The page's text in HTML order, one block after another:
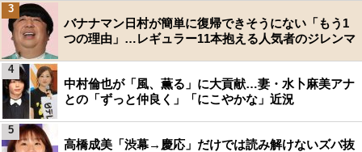
バナナマン日村が簡単に復帰できそうにない「もう1
つの理由」…レギュラー11本抱える人気者のジレンマ
3
中村倫也が「風、薫る」に大貢献…妻・水卜麻美アナ
との「ずっと仲良く」「にこやかな」近況
4
高橋成美「渋幕→慶応」だけでは読み解けないズバ抜
5